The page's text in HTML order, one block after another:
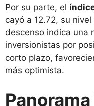
Por su parte, el
cayó a 12.72, su
descenso indica una
inversionistas por
corto plazo,
más optimista.